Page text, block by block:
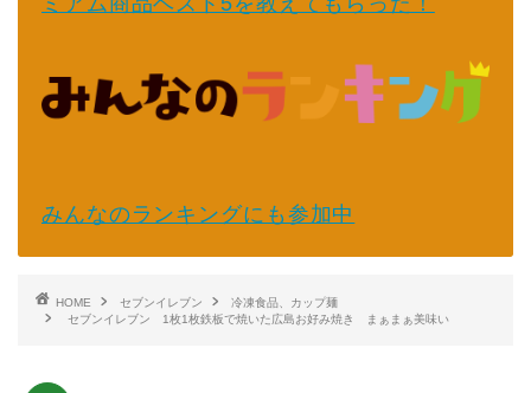
みんなのランキングにも参加中
HOME セブンイレブン
冷凍食品、カップ麺
セブンイレブン 1枚1枚鉄板で焼いた広島お好み焼き まぁまぁ美味い